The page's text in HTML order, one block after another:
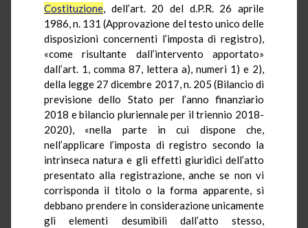
Costituzione, dell’art. 20 del d.P.R. 26 aprile
1986, n. 131 (Approvazione del testo unico delle
disposizioni concernenti l’imposta di registro),
«come risultante dall’intervento apportato»
dall’art. 1, comma 87, lettera a), numeri 1) e 2),
della legge 27 dicembre 2017, n. 205 (Bilancio di
previsione dello Stato per l’anno finanziario
2018 e bilancio pluriennale per il triennio 2018-
2020), «nella parte in cui dispone che,
nell’applicare l’imposta di registro secondo la
intrinseca natura e gli effetti giuridici dell’atto
presentato alla registrazione, anche se non vi
corrisponda il titolo o la forma apparente, si
debbano prendere in considerazione unicamente
gli elementi desumibili dall’atto stesso,